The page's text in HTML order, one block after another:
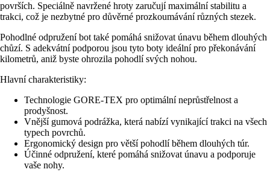
površích. Speciálně navržené hroty zaručují maximální stabilitu a
trakci, což je nezbytné pro důvěrné prozkoumávání různých stezek.
Pohodlné odpružení bot také pomáhá snižovat únavu během dlouhých
chůzí. S adekvátní podporou jsou tyto boty ideální pro překonávání
kilometrů, aniž byste ohrozila pohodlí svých nohou.
Hlavní charakteristiky:
Technologie GORE-TEX pro optimální neprůstřelnost a
prodyšnost.
Vnější gumová podrážka, která nabízí vynikající trakci na všech
typech povrchů.
Ergonomický design pro větší pohodlí během dlouhých túr.
Účinné odpružení, které pomáhá snižovat únavu a podporuje
vaše nohy.